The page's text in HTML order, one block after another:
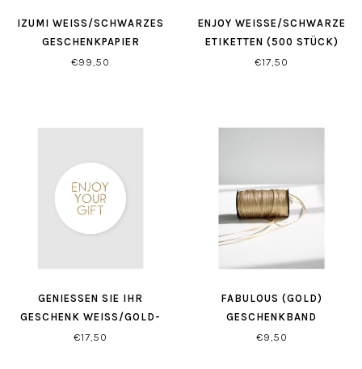
IZUMI WEISS/SCHWARZES G
ESCHENKPAPIER
€99,50
ENJOY WEISSE/SCHWARZE E
TIKETTEN (500 STÜCK)
€17,50
GENIESSEN SIE IHR G
ESCHENK WEISS/GOLD-ET
IKETTEN (500 STÜCK)
€17,50
FABULOUS (GOLD)
GESCHENKBAND
€9,50